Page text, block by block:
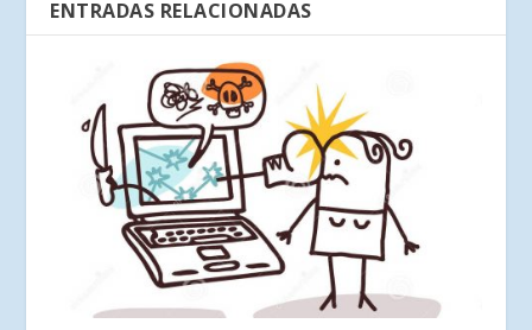
ENTRADAS RELACIONADAS